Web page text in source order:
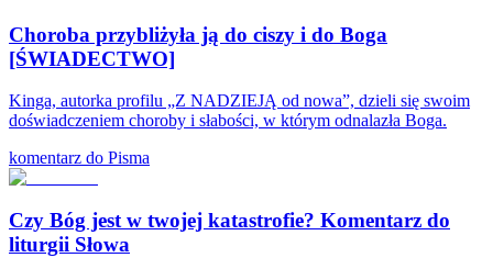
Choroba przybliżyła ją do ciszy i do Boga
[ŚWIADECTWO]
Kinga, autorka profilu „Z NADZIEJĄ od nowa”, dzieli się swoim
doświadczeniem choroby i słabości, w którym odnalazła Boga.
komentarz do Pisma
Czy Bóg jest w twojej katastrofie? Komentarz do
liturgii Słowa